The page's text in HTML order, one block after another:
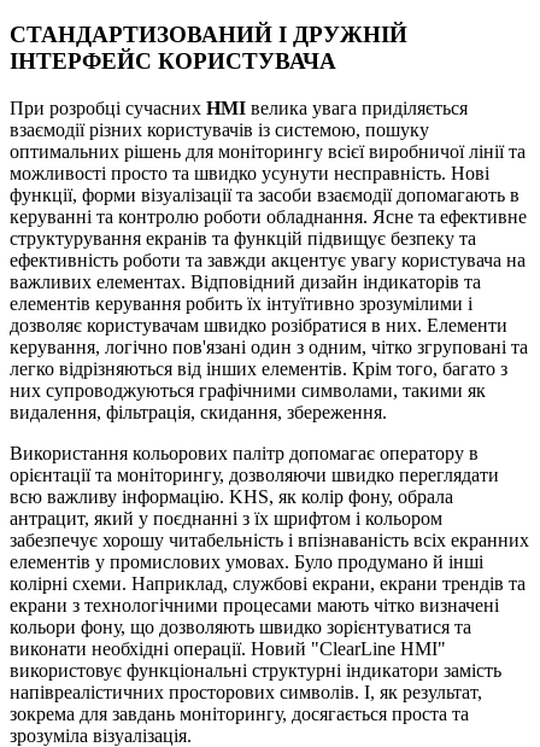
СТАНДАРТИЗОВАНИЙ І ДРУЖНІЙ
ІНТЕРФЕЙС КОРИСТУВАЧА
При розробці сучасних HMI велика увага приділяється
взаємодії різних користувачів із системою, пошуку
оптимальних рішень для моніторингу всієї виробничої лінії та
можливості просто та швидко усунути несправність. Нові
функції, форми візуалізації та засоби взаємодії допомагають в
керуванні та контролю роботи обладнання. Ясне та ефективне
структурування екранів та функцій підвищує безпеку та
ефективність роботи та завжди акцентує увагу користувача на
важливих елементах. Відповідний дизайн індикаторів та
елементів керування робить їх інтуїтивно зрозумілими і
дозволяє користувачам швидко розібратися в них. Елементи
керування, логічно пов'язані один з одним, чітко згруповані та
легко відрізняються від інших елементів. Крім того, багато з
них супроводжуються графічними символами, такими як
видалення, фільтрація, скидання, збереження.
Використання кольорових палітр допомагає оператору в
орієнтації та моніторингу, дозволяючи швидко переглядати
всю важливу інформацію. KHS, як колір фону, обрала
антрацит, який у поєднанні з їх шрифтом і кольором
забезпечує хорошу читабельність і впізнаваність всіх екранних
елементів у промислових умовах. Було продумано й інші
колірні схеми. Наприклад, службові екрани, екрани трендів та
екрани з технологічними процесами мають чітко визначені
кольори фону, що дозволяють швидко зорієнтуватися та
виконати необхідні операції. Новий "ClearLine HMI"
використовує функціональні структурні індикатори замість
напівреалістичних просторових символів. І, як результат,
зокрема для завдань моніторингу, досягається проста та
зрозуміла візуалізація.